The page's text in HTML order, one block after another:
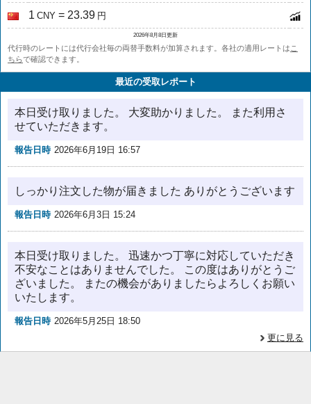
1 CNY = 23.39 円
2026年8月8日更新
代行時のレートには代行会社毎の両替手数料が加算されます。各社の適用レートは こ
ちらで確認できます。
最近の受取レポート
本日受け取りました。 大変助かりました。 また利用さ
せていただきます。
報告日時 2026年6月19日 16:57
しっかり注文した物が届きました ありがとうございます
報告日時 2026年6月3日 15:24
本日受け取りました。 迅速かつ丁寧に対応していただき
不安なことはありませんでした。 この度はありがとうご
ざいました。 またの機会がありましたらよろしくお願い
いたします。
報告日時 2026年5月25日 18:50
更に見る